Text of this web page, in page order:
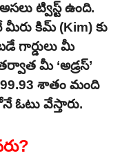
ట్విస్ట్ ఉంది.
కిమ్ (Kim) కు
గార్డులు మీ
మీ ‘అడ్రస్’
శాతం మంది
ఓటు వేస్తారు.